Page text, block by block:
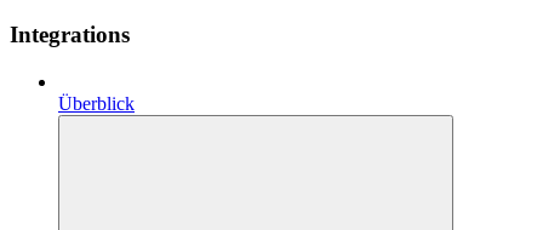
Integrations
Überblick